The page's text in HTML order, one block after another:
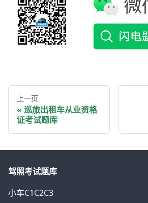
上一页
巡旅出租车从业资格
证考试题库
驾照考试题库
小车C1C2C3